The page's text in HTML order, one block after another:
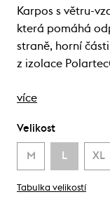
Karpos s větru-
která pomáhá
straně, horní
z izolace
více
Velikost
M L XL
Tabulka velikostí